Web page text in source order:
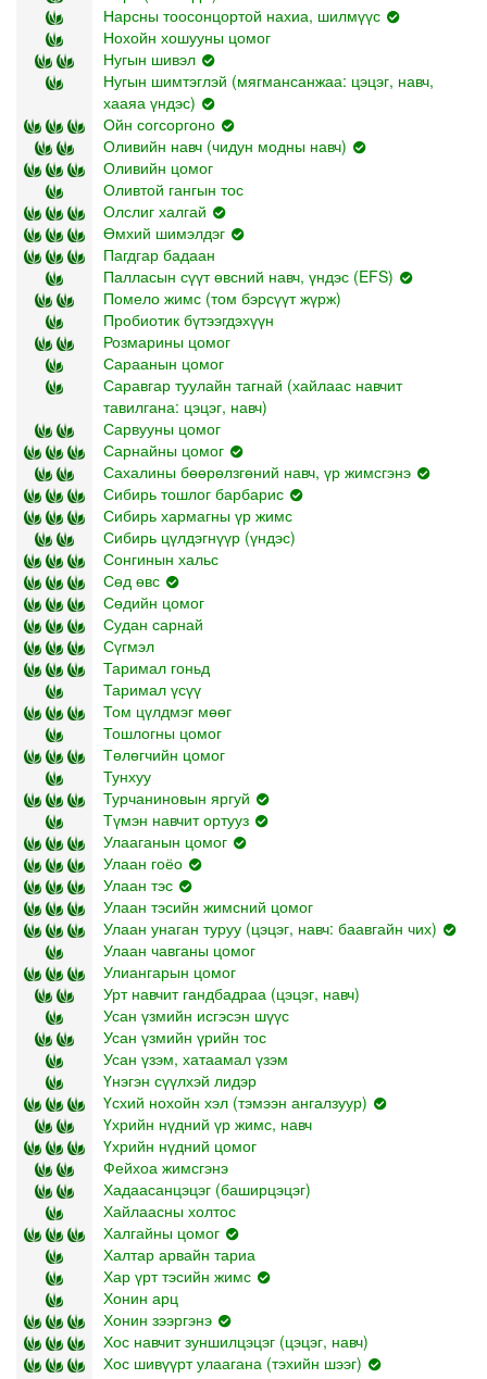
Нарсны тоосонцортой нахиа, шилмүүс
Нохойн хошууны цомог
Нугын шивэл
Нугын шимтэглэй (мягмансанжаа: цэцэг, навч,
хааяа үндэс)
Ойн согсоргоно
Оливийн навч (чидун модны навч)
Оливийн цомог
Оливтой гангын тос
Олслиг халгай
Өмхий шимэлдэг
Пагдгар бадаан
Палласын сүүт өвсний навч, үндэс (EFS)
Помело жимс (том бэрсүүт жүрж)
Пробиотик бүтээгдэхүүн
Розмарины цомог
Сараанын цомог
Саравгар туулайн тагнай (хайлаас навчит
тавилгана: цэцэг, навч)
Сарвууны цомог
Сарнайны цомог
Сахалины бөөрөлзгөний навч, үр жимсгэнэ
Сибирь тошлог барбарис
Сибирь хармагны үр жимс
Сибирь цүлдэгнүүр (үндэс)
Сонгинын хальс
Сөд өвс
Сөдийн цомог
Судан сарнай
Сүгмэл
Таримал гоньд
Таримал үсүү
Том цүлдмэг мөөг
Тошлогны цомог
Төлөгчийн цомог
Тунхуу
Турчаниновын яргуй
Түмэн навчит ортууз
Улааганын цомог
Улаан гоёо
Улаан тэс
Улаан тэсийн жимсний цомог
Улаан унаган туруу (цэцэг, навч: баавгайн чих)
Улаан чавганы цомог
Улиангарын цомог
Урт навчит гандбадраа (цэцэг, навч)
Усан үзмийн исгэсэн шүүс
Усан үзмийн үрийн тос
Усан үзэм, хатаамал үзэм
Үнэгэн сүүлхэй лидэр
Үсхий нохойн хэл (тэмээн ангалзуур)
Үхрийн нүдний үр жимс, навч
Үхрийн нүдний цомог
Фейхоа жимсгэнэ
Хадаасанцэцэг (баширцэцэг)
Хайлаасны холтос
Халгайны цомог
Халтар арвайн тариа
Хар үрт тэсийн жимс
Хонин арц
Хонин зээргэнэ
Хос навчит зуншилцэцэг (цэцэг, навч)
Хос шивүүрт улаагана (тэхийн шээг)